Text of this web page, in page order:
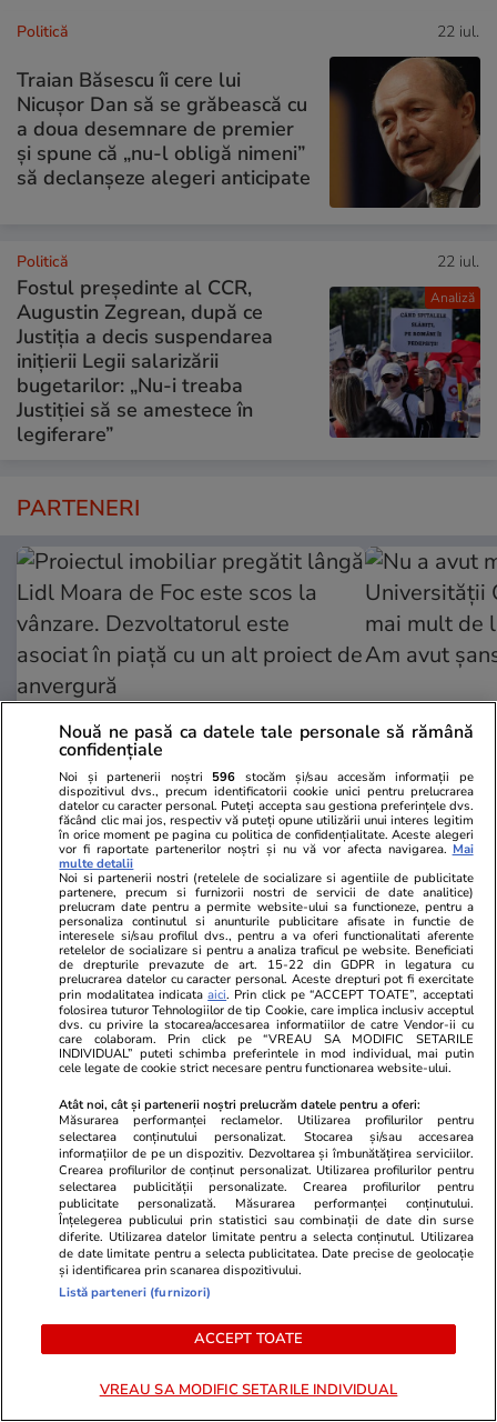
Politică 22 iul.
Traian Băsescu îi cere lui
Nicușor Dan să se grăbească cu
a doua desemnare de premier
și spune că „nu-l obligă nimeni”
să declanșeze alegeri anticipate
Analiză
Politică 22 iul.
Fostul președinte al CCR,
Augustin Zegrean, după ce
Justiția a decis suspendarea
inițierii Legii salarizării
bugetarilor: „Nu-i treaba
Justiției să se amestece în
legiferare”
PARTENERI
ZiaruldeIasi.ro
Proiectul imobiliar pregătit lângă
Lidl Moara de Foc este scos la
vânzare. Dezvoltatorul este
asociat în piață cu un alt proiect
de anvergură
Fanatik.ro
Nu a avut
Universității
mai mult de
Am avut
Vrei să îți fac o rețetă?
ULTIMELE ȘTIRI
Știri Externe 22 iul.
Pompierii italieni luptă cu zeci de incendii de
vegetație în Sicilia. Temperaturile în orașul
italian au ajuns la 45 de grade Celsius
Nouă ne pasă ca datele tale personale să rămână
confidențiale
Noi și partenerii noștri 596 stocăm și/sau accesăm informații pe
dispozitivul dvs., precum identificatorii cookie unici pentru prelucrarea
datelor cu caracter personal. Puteți accepta sau gestiona preferințele dvs.
făcând clic mai jos, respectiv vă puteți opune utilizării unui interes legitim
în orice moment pe pagina cu politica de confidențialitate. Aceste alegeri
vor fi raportate partenerilor noștri și nu vă vor afecta navigarea. Mai
multe detalii
Noi si partenerii nostri (retelele de socializare si agentiile de publicitate
partenere, precum si furnizorii nostri de servicii de date analitice)
prelucram date pentru a permite website-ului sa functioneze, pentru a
personaliza continutul si anunturile publicitare afisate in functie de
interesele si/sau profilul dvs., pentru a va oferi functionalitati aferente
retelelor de socializare si pentru a analiza traficul pe website. Beneficiati
de drepturile prevazute de art. 15-22 din GDPR in legatura cu
prelucrarea datelor cu caracter personal. Aceste drepturi pot fi exercitate
prin modalitatea indicataaici. Prin click pe “ACCEPT TOATE”, acceptati
folosirea tuturor Tehnologiilor de tip Cookie, care implica inclusiv acceptul
dvs. cu privire la stocarea/accesarea informatiilor de catre Vendor-ii cu
care colaboram. Prin click pe “VREAU SA MODIFIC SETARILE
INDIVIDUAL” puteti schimba preferintele in mod individual, mai putin
cele legate de cookie strict necesare pentru functionarea website-ului.
Atât noi, cât și partenerii noștri prelucrăm datele pentru a oferi:
Măsurarea performanței reclamelor. Utilizarea profilurilor pentru
selectarea conținutului personalizat. Stocarea și/sau accesarea
informațiilor de pe un dispozitiv. Dezvoltarea și îmbunătățirea serviciilor.
Crearea profilurilor de conținut personalizat. Utilizarea profilurilor pentru
selectarea publicității personalizate. Crearea profilurilor pentru
publicitate personalizată. Măsurarea performanței conținutului.
Înțelegerea publicului prin statistici sau combinații de date din surse
diferite. Utilizarea datelor limitate pentru a selecta conținutul. Utilizarea
de date limitate pentru a selecta publicitatea. Date precise de geolocație
și identificarea prin scanarea dispozitivului.
Listă parteneri (furnizori)
ACCEPT TOATE
VREAU SA MODIFIC SETARILE INDIVIDUAL